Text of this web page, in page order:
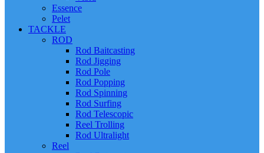
Essence
Pelet
TACKLE
ROD
Rod Baitcasting
Rod Jigging
Rod Pole
Rod Popping
Rod Spinning
Rod Surfing
Rod Telescopic
Reel Trolling
Rod Ultralight
Reel